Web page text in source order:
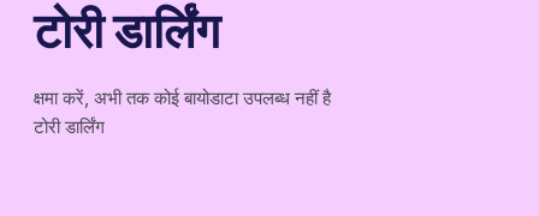
टोरी डार्लिंग
क्षमा करें, अभी तक कोई बायोडाटा उपलब्ध नहीं है
टोरी डार्लिंग